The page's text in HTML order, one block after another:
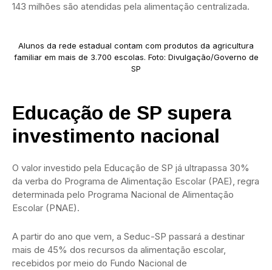
143 milhões são atendidas pela alimentação centralizada.
Alunos da rede estadual contam com produtos da agricultura
familiar em mais de 3.700 escolas. Foto: Divulgação/Governo de
SP
Educação de SP supera
investimento nacional
O valor investido pela Educação de SP já ultrapassa 30%
da verba do Programa de Alimentação Escolar (PAE), regra
determinada pelo Programa Nacional de Alimentação
Escolar (PNAE).
A partir do ano que vem, a Seduc-SP passará a destinar
mais de 45% dos recursos da alimentação escolar,
recebidos por meio do Fundo Nacional de